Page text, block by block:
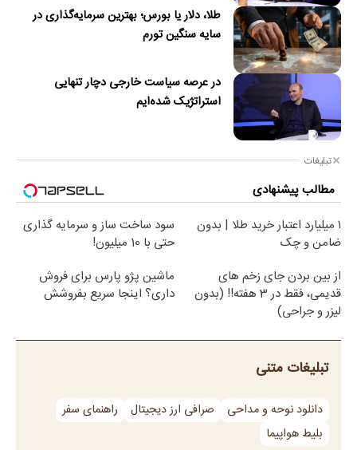
طلا، دلار یا بورس؛ بهترین سرمایه‌گذاری در
سایه سنگین تورم
در عرصه سیاست خارجی دچار تنهایی
استراتژیک شده‌ایم
تبلیغات
مطالب پیشنهادی
۱ میلیارد اعتبار خرید طلا | بدون
ضامن و چک
سود ساخت ساز و سرمایه گذاری
حتی با 10 میلیون!
از بین بردن جای زخم های
قدیمی، فقط در 3 هفته!! (بدون
لیزر و جراحی)
ماشین پژو پارس برای فروش
داری؟ اینجا سریع بفروشش
تبلیغات متنی
دانلود نوحه و مداحی صرافی ارز دیجیتال
راهنمای سفر
بلیط هواپیما